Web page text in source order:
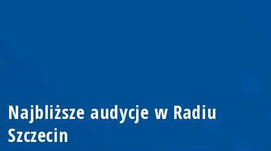
Najbliższe audycje w Radiu
Szczecin